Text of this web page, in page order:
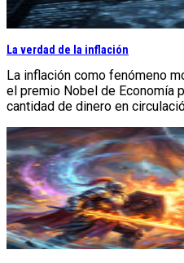
La verdad de la inflación
La inflación como fenómeno
el premio Nobel de Economía
cantidad de dinero en